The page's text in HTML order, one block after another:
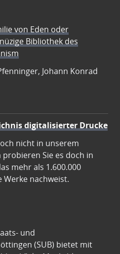
von Eden oder
Bibliothek des
Johann Konrad
digitalisierter Drucke
nicht in unserem
Sie es doch in
mehr als 1.600.000
nachweist.
und
(SUB) bietet mit